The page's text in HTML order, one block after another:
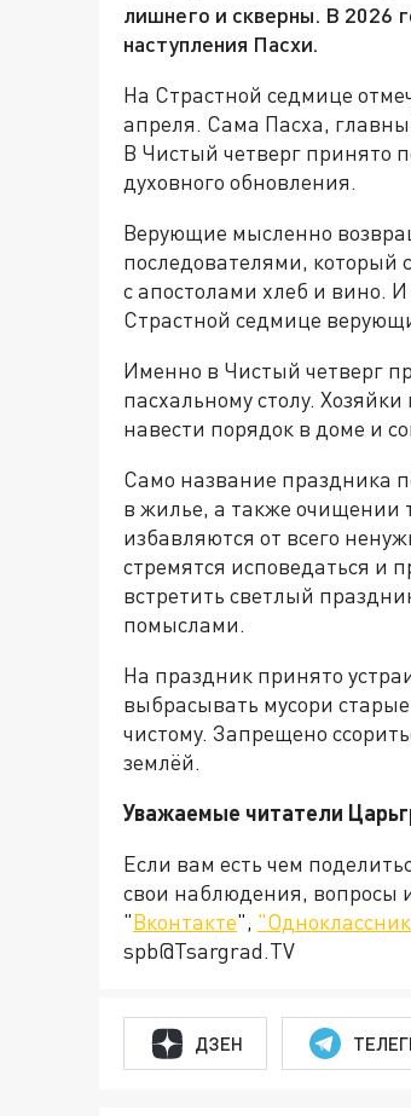
лишнего и скверны. В 2026
наступления Пасхи.
На Страстной седмице
апреля. Сама Пасха,
В Чистый четверг принято
духовного обновления.
Верующие мысленно
последователями, который
с апостолами хлеб и вино.
Страстной седмице
Именно в Чистый четверг
пасхальному столу.
навести порядок в доме и
Само название праздника
в жилье, а также очищении
избавляются от всего
стремятся исповедаться и
встретить светлый
помыслами.
На праздник принято
выбрасывать мусори
чистому. Запрещено
землёй.
Уважаемые читатели
Если вам есть чем
свои наблюдения, вопросы
"Вконтакте",
spb@Tsargrad.TV
ДЗЕН